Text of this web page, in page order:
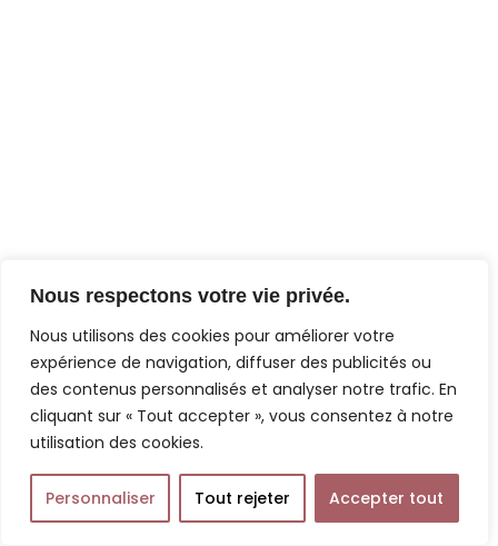
Nous respectons votre vie privée.
Nous utilisons des cookies pour améliorer votre
expérience de navigation, diffuser des publicités ou
des contenus personnalisés et analyser notre trafic. En
cliquant sur « Tout accepter », vous consentez à notre
utilisation des cookies.
Personnaliser Tout rejeter Accepter tout